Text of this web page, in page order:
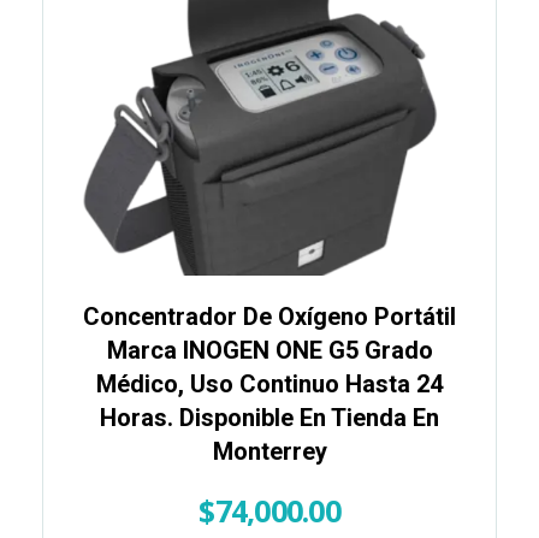
Concentrador De Oxígeno Portátil
Marca INOGEN ONE G5 Grado
Médico, Uso Continuo Hasta 24
Horas. Disponible En Tienda En
Monterrey
$74,000.00